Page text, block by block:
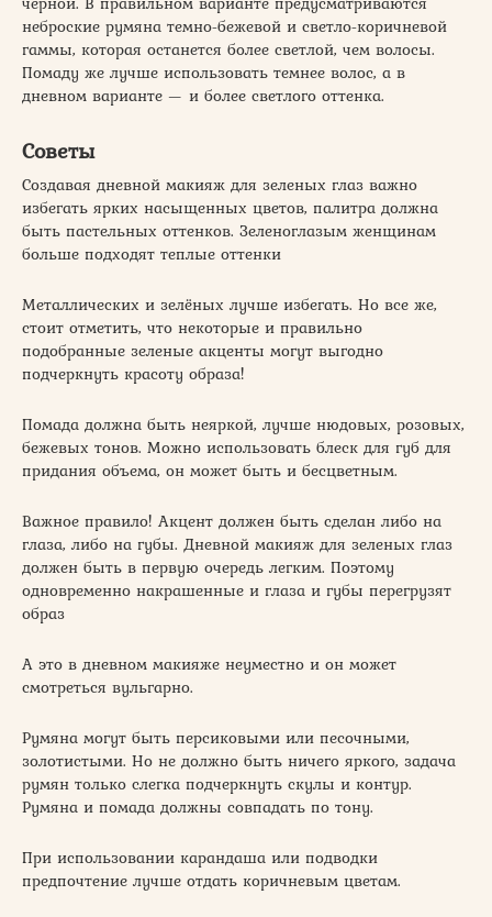
неброские румяна темно-бежевой и светло-коричневой
гаммы, которая останется более светлой, чем волосы.
Помаду же лучше использовать темнее волос, а в
дневном варианте — и более светлого оттенка.
Советы
Создавая дневной макияж для зеленых глаз важно
избегать ярких насыщенных цветов, палитра должна
быть пастельных оттенков. Зеленоглазым женщинам
больше подходят теплые оттенки
Металлических и зелёных лучше избегать. Но все же,
стоит отметить, что некоторые и правильно
подобранные зеленые акценты могут выгодно
подчеркнуть красоту образа!
Помада должна быть неяркой, лучше нюдовых, розовых,
бежевых тонов. Можно использовать блеск для губ для
придания объема, он может быть и бесцветным.
Важное правило! Акцент должен быть сделан либо на
глаза, либо на губы. Дневной макияж для зеленых глаз
должен быть в первую очередь легким. Поэтому
одновременно накрашенные и глаза и губы перегрузят
образ
А это в дневном макияже неуместно и он может
смотреться вульгарно.
Румяна могут быть персиковыми или песочными,
золотистыми. Но не должно быть ничего яркого, задача
румян только слегка подчеркнуть скулы и контур.
Румяна и помада должны совпадать по тону.
При использовании карандаша или подводки
предпочтение лучше отдать коричневым цветам.